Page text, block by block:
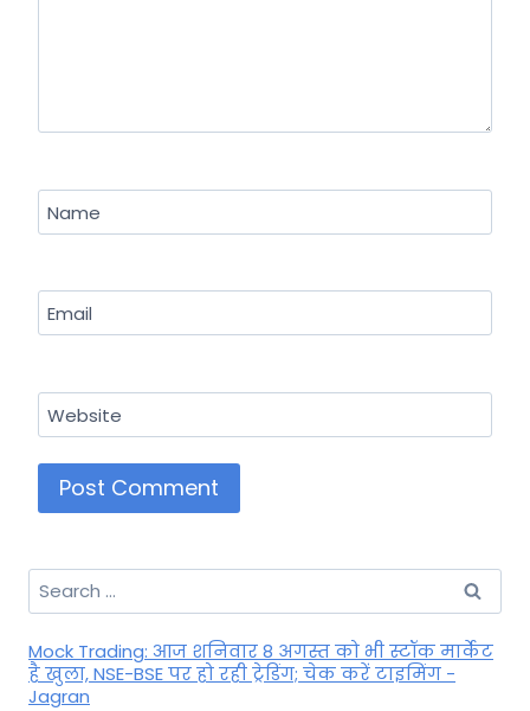
Name
Email
Website
Search
for:
Mock Trading: आज शनिवार 8 अगस्त को भी स्टॉक मार्केट
है खुला, NSE-BSE पर हो रही ट्रेडिंग; चेक करें टाइमिंग -
Jagran